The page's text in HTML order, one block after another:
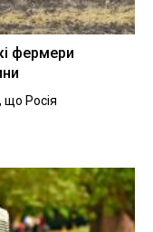
фермери
що Росія